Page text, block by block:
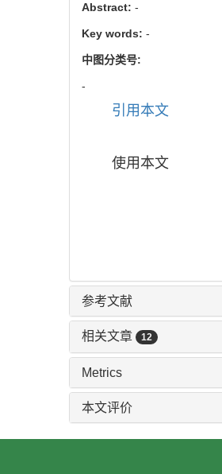
Abstract: -
Key words: -
中图分类号:
-
引用本文
使用本文
参考文献
相关文章 12
Metrics
本文评价